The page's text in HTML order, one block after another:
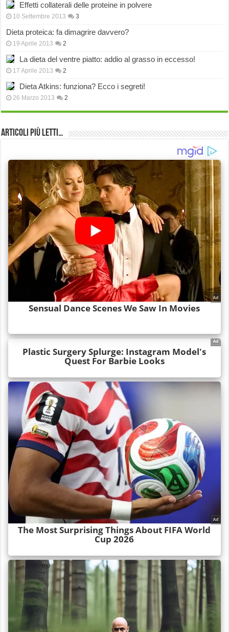
Effetti collaterali delle proteine in polvere
10 Settembre 2013 3
Dieta proteica: fa dimagrire davvero?
19 Aprile 2013 2
La dieta del ventre piatto: addio al grasso in eccesso!
17 Aprile 2013 2
Dieta Atkins: funziona? Ecco i segreti!
26 Marzo 2013 2
Articoli più Letti…